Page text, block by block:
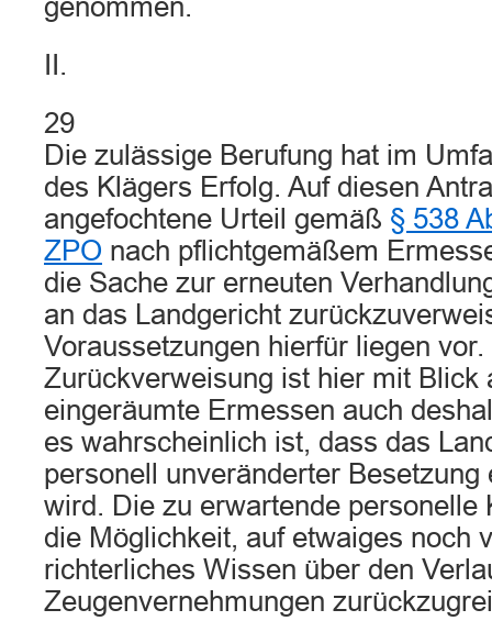
genommen.
II.
29
Die zulässige Berufung hat im
des Klägers Erfolg. Auf diesen
angefochtene Urteil gemäß § 538
ZPO nach pflichtgemäßem
die Sache zur erneuten
an das Landgericht
Voraussetzungen hierfür liegen
Zurückverweisung ist hier mit Blick
eingeräumte Ermessen auch
es wahrscheinlich ist, dass das
personell unveränderter Besetzung
wird. Die zu erwartende personelle
die Möglichkeit, auf etwaiges noch
richterliches Wissen über den
Zeugenvernehmungen